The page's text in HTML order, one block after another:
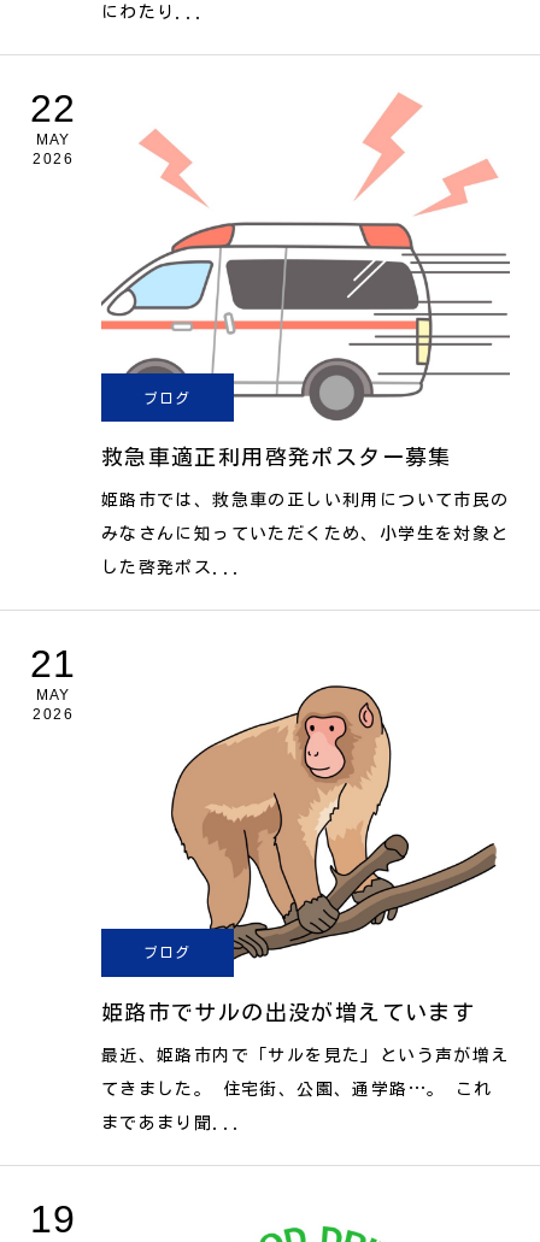
にわたり...
22
MAY
2026
ブログ
救急車適正利用啓発ポスター募集
姫路市では、救急車の正しい利用について市民の
みなさんに知っていただくため、小学生を対象と
した啓発ポス...
21
MAY
2026
ブログ
姫路市でサルの出没が増えています
最近、姫路市内で「サルを見た」という声が増え
てきました。 住宅街、公園、通学路…。 これ
まであまり聞...
19